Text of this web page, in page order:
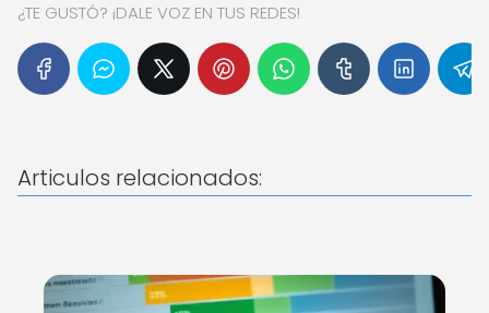
¿TE GUSTÓ? ¡DALE VOZ EN TUS REDES!
Articulos relacionados: